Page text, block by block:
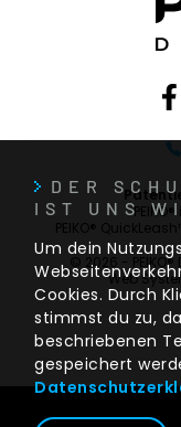
PEIKO®
© 2026 -
Web
DER
IST UNS
Um dein
Cookies. Durch
stimmst du zu,
beschriebenen
gespeichert